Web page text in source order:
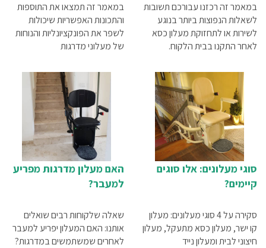
במאמר זה רכזנו עבורכם תשובות
לשאלות הנפוצות ביותר בנוגע
לשירות או לתחזוקת מעלון כסא
לאחר התקנו בבית הלקוח.
במאמר זה תמצאו את התוספות
והתכונות האפשריות שיכולות
לשפר את הפונקציונליות והנוחות
של מעלוני מדרגות
סוגי מעלונים: אלו סוגים
קיימים?
סקירה על 4 סוגי מעלונים: מעלון
קו ישר, מעלון כסא מתעקל, מעלון
חיצוני לבית ומעלון נייד
האם מעלון מדרגות מפריע
למעבר?
שאלה שלקוחות רבים שואלים
אותנו: האם המעלון יפריע למעבר
לאחרים שמשתמשים במדרגות?